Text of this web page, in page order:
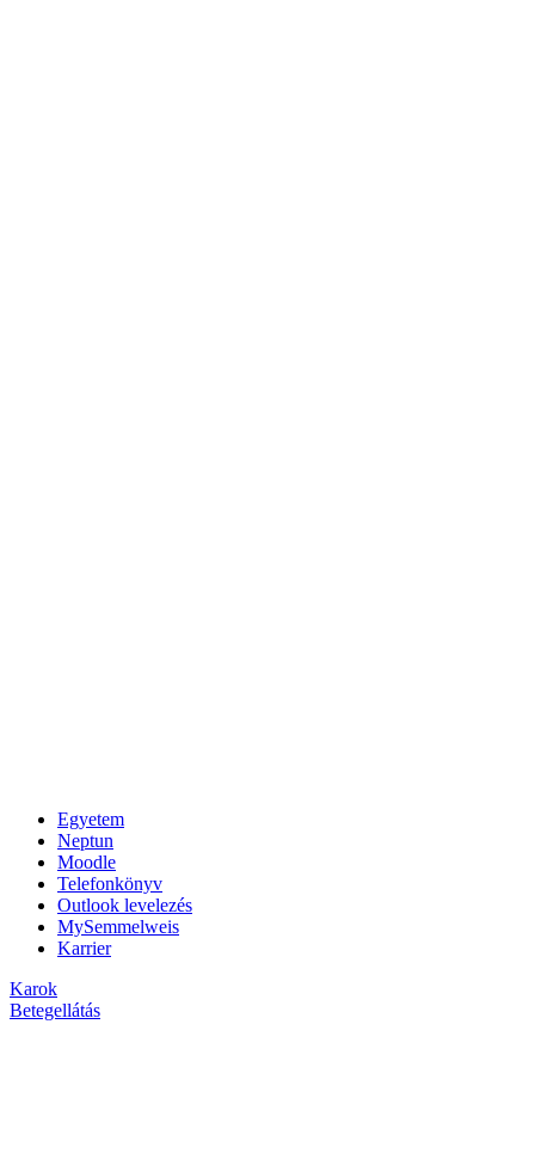
Egyetem
Neptun
Moodle
Telefonkönyv
Outlook levelezés
MySemmelweis
Karrier
Karok
Betegellátás